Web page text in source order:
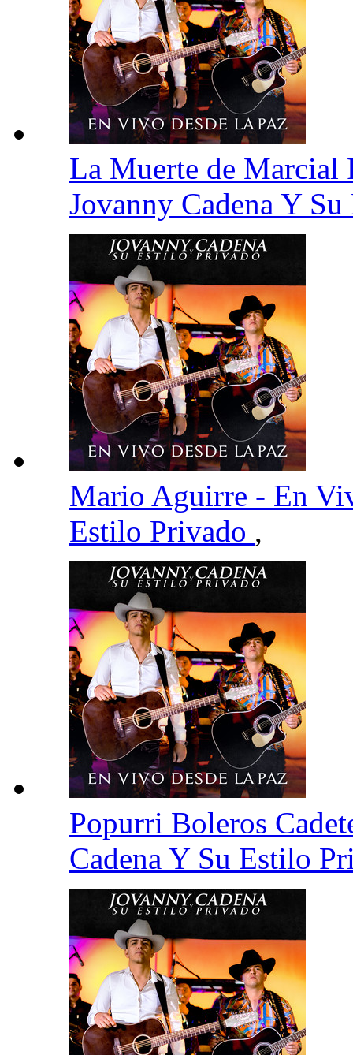
La Muerte de
Jovanny Cadena Y
Mario Aguirre - En
Estilo Privado ,
Popurri Boleros
Cadena Y Su Estilo